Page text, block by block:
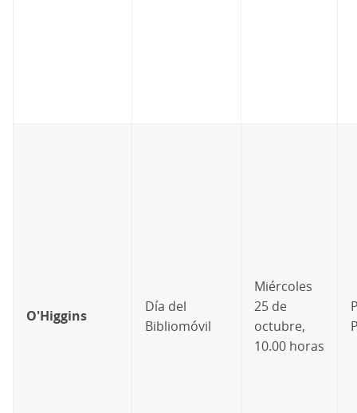
O'Higgins
Día del
Bibliomóvil
Miércoles
25 de
octubre,
10.00 horas